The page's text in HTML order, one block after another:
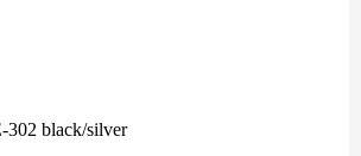
302 black/silver